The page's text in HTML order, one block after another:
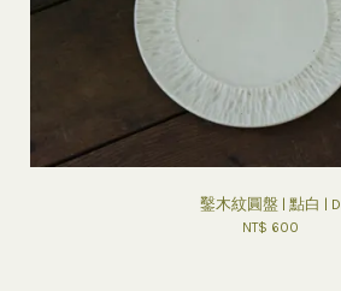
鑿木紋圓盤 | 點白 | D
NT$ 600